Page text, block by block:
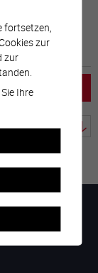
fortsetzen,
zur
zur
Ihre